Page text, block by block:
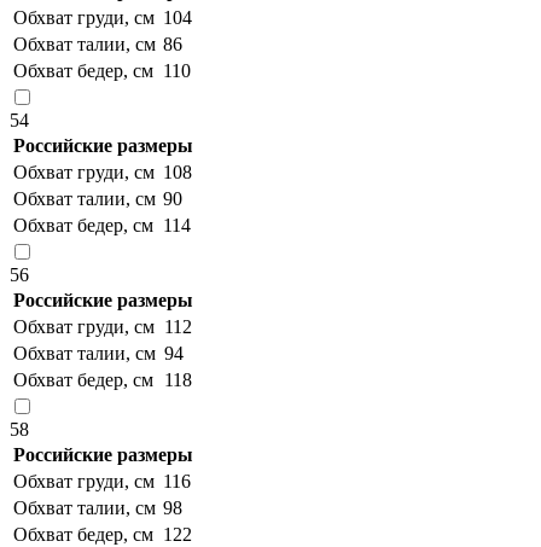
Обхват груди, см 104
Обхват талии, см 86
Обхват бедер, см 110
54
Российские размеры
Обхват груди, см 108
Обхват талии, см 90
Обхват бедер, см 114
56
Российские размеры
Обхват груди, см 112
Обхват талии, см 94
Обхват бедер, см 118
58
Российские размеры
Обхват груди, см 116
Обхват талии, см 98
Обхват бедер, см 122